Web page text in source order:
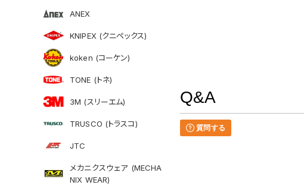
ANEX
KNIPEX (クニペックス)
koken (コーケン)
TONE (トネ)
3M (スリーエム)
TRUSCO (トラスコ)
JTC
メカニクスウェア (MECHA
NIX WEAR)
Q&A
質問する